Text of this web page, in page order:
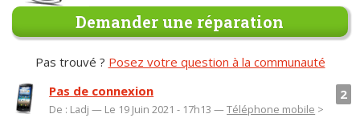
Demander une réparation
Pas trouvé ? Posez votre question à la communauté
2
Pas de connexion
De : Ladj — Le 19 Juin 2021 - 17h13 —Téléphone mobile >